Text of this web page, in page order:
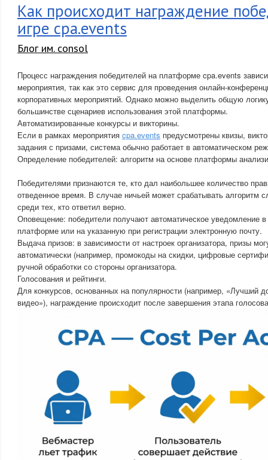
Как происходит награждение
игре cpa.events
Блог им. consol
Процесс награждения победителей на платформе cpa.events
мероприятия, так как это сервис для проведения онлайн-
корпоративных мероприятий. Однако можно выделить общую
большинстве сценариев использования этой платформы.
Автоматизированные конкурсы и викторины.
Если в рамках мероприятия cpa.events предусмотрены квизы,
задания с призами, система обычно работает в автоматическом
Определение победителей: алгоритм на основе платформы
Победителями признаются те, кто дал наибольшее количество
отведенное время. В случае ничьей может срабатывать алгоритм
среди тех, кто ответил верно.
Оповещение: победители получают автоматическое уведомление
платформе или на указанную при регистрации электронную почту.
Выдача призов: в зависимости от настроек организатора, призы
автоматически (например, промокоды на скидки, цифровые
ручной обработки со стороны организатора.
Голосования и рейтинги.
Для конкурсов, основанных на популярности (например, «Лучший
видео»), награждение происходит после завершения этапа